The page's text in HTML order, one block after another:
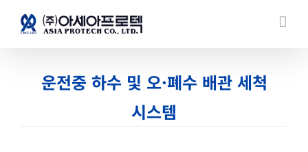
건너뛰기
운전중 하수 및 오·폐수 배관 세척
시스템